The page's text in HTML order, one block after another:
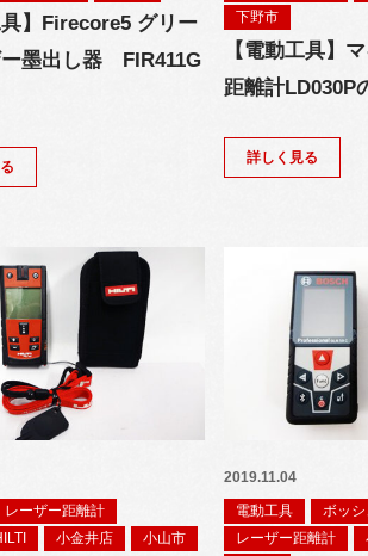
具】Firecore5 グリー
ー墨出し器 FIR411G
下野市
【電動工具】
距離計LD030P
詳しく見る
レーザー距離計
小金井店 小山市
2019.11.04
電動工具
ボッ
レーザー距離計